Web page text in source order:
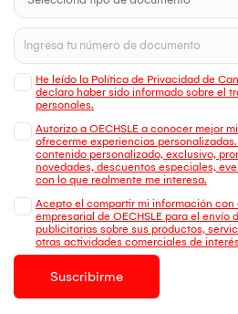
He leído la Política de Privacidad de
declaro haber sido informado sobre el
personales.
Autorizo a OECHSLE a conocer mejor
ofrecerme experiencias
contenido personalizado, exclusivo,
novedades, descuentos especiales,
con lo que realmente me interesa.
Acepto el compartir mi información con
empresarial de OECHSLE para el envío
publicitarias sobre sus productos,
otras actividades comerciales de
Suscribirme